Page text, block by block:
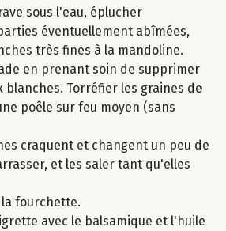
sous l'eau, éplucher
éventuellement abîmées,
très fines à la mandoline.
en prenant soin de supprimer
blanches. Torréfier les graines de
poêle sur feu moyen (sans
craquent et changent un peu de
et les saler tant qu'elles
la fourchette.
avec le balsamique et l'huile